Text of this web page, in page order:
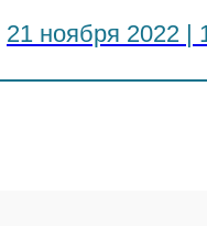
21 ноября 2022 |